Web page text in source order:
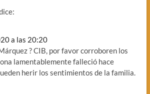
a las 20:20
? CIB, por favor corroboren los
lamentablemente falleció hace
herir los sentimientos de la familia.